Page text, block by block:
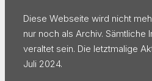
Diese Webseite wird nicht
nur noch als Archiv. Sämtliche
veraltet sein. Die letztmalige
Juli 2024.